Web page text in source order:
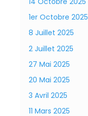
1er Octobre 2025
8 Juillet 2025
2 Juillet 2025
27 Mai 2025
20 Mai 2025
3 Avril 2025
11 Mars 2025